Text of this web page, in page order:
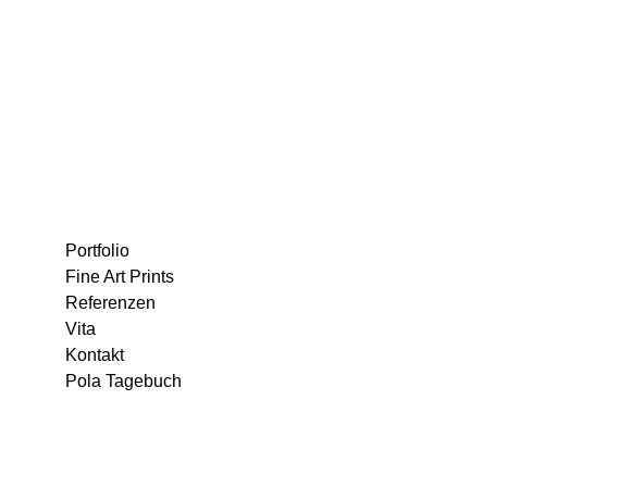
Portfolio
Fine Art Prints
Referenzen
Vita
Kontakt
Pola Tagebuch